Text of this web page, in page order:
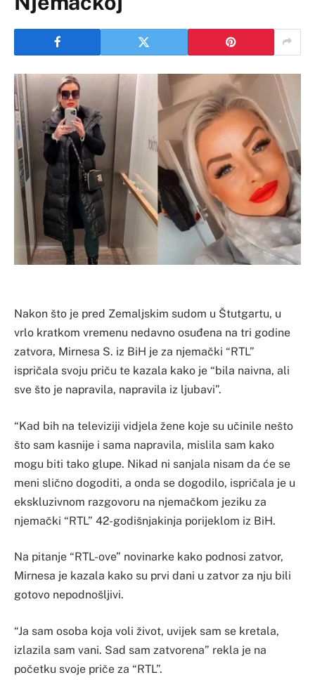
Nakon što je pred Zemaljskim sudom u Štutgartu, u
vrlo kratkom vremenu nedavno osuđena na tri godine
zatvora, Mirnesa S. iz BiH je za njemački “RTL”
ispričala svoju priču te kazala kako je “bila naivna, ali
sve što je napravila, napravila iz ljubavi”.
“Kad bih na televiziji vidjela žene koje su učinile nešto
što sam kasnije i sama napravila, mislila sam kako
mogu biti tako glupe. Nikad ni sanjala nisam da će se
meni slično dogoditi, a onda se dogodilo, ispričala je u
ekskluzivnom razgovoru na njemačkom jeziku za
njemački “RTL” 42-godišnjakinja porijeklom iz BiH.
Na pitanje “RTL-ove” novinarke kako podnosi zatvor,
Mirnesa je kazala kako su prvi dani u zatvor za nju bili
gotovo nepodnošljivi.
“Ja sam osoba koja voli život, uvijek sam se kretala,
izlazila sam vani. Sad sam zatvorena” rekla je na
početku svoje priče za “RTL”.